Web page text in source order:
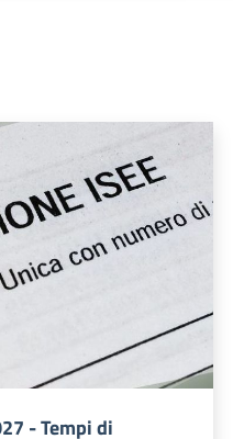
- Tempi di